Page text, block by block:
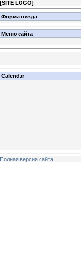
[SITE LOGO]
Форма входа
Меню сайта
Calendar
Полная версия сайта